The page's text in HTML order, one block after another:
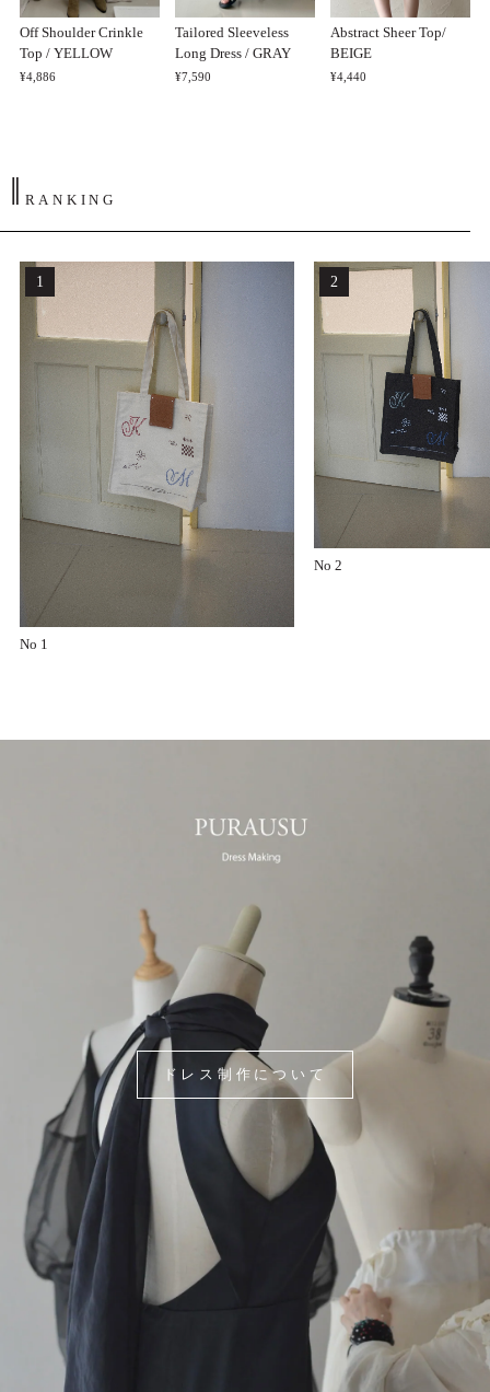
Off Shoulder Crinkle
Top / YELLOW
¥4,886
Tailored Sleeveless
Long Dress / GRAY
¥7,590
Abstract Sheer Top/
BEIGE
¥4,440
‖ RANKING
No 1
No 2
ドレス制作について